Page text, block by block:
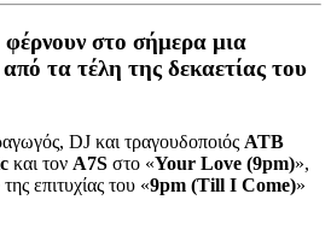
στο σήμερα μια
τα τέλη της δεκαετίας του
DJ και τραγουδοποιός ATB
και τον A7S στο «Your Love (9pm)»,
επιτυχίας του «9pm (Till I Come)»